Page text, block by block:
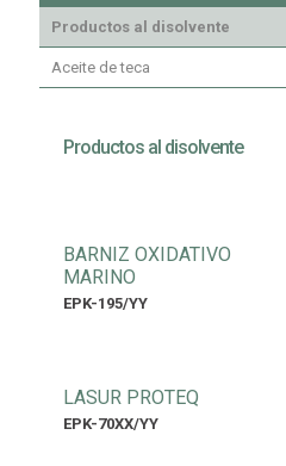
Productos al disolvente
Aceite de teca
Productos al disolvente
BARNIZ OXIDATIVO
MARINO
EPK-195/YY
LASUR PROTEQ
EPK-70XX/YY